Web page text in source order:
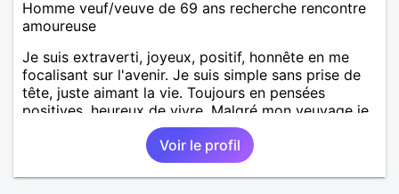
Homme veuf/veuve de 69 ans recherche rencontre
amoureuse
Je suis extraverti, joyeux, positif, honnête en me
focalisant sur l'avenir. Je suis simple sans prise de
tête, juste aimant la vie. Toujours en pensées
positives, heureux de vivre. Malgré mon veuvage je
me tourne vers l'avenir pour une deuxième vie
intense, remplie de joie, de tendresse et pourquoi
pas par la suite d'amour. Déjà dans un premier
temps, se connaître, puis s'apprécier et ensuite
Voir le profil